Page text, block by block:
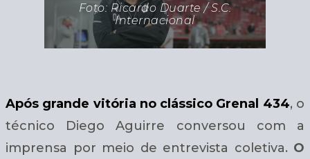
Foto: Ricardo Duarte / S.C.
Internacional
Após grande vitória no clássico Grenal 434, o
técnico Diego Aguirre conversou com a
imprensa por meio de entrevista coletiva. O